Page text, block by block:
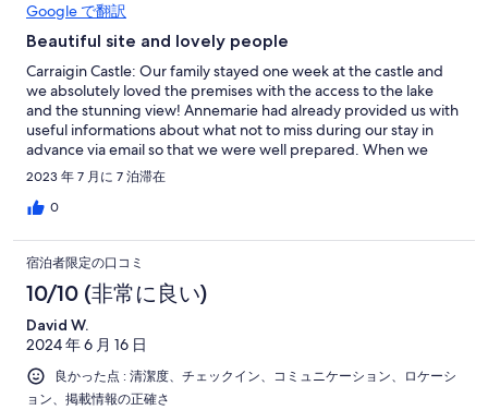
Google で翻訳
Beautiful site and lovely people
Carraigin Castle: Our family stayed one week at the castle and
we absolutely loved the premises with the access to the lake
and the stunning view! Annemarie had already provided us with
useful informations about what not to miss during our stay in
advance via email so that we were well prepared. When we
arrived Geraldine gave us a warm welcome and showed us
around in the castle explaining everything we needed to know,
she also responded quickly to the questions we had during our
her to cater for us on the first evening - and it was amazing!
Some of the dishes lasted several days - and even then they
were as tasty as on the first day! Thanks to David‘s perfect
introduction to the boat we were able to drive around on the
lake which we totally enjoyed. We also received additional great
advice from his family and Tina where to go while being in this
part of Ireland so that we saw some impressive places away
from the crowds. Therefore thanks to everyone involved!
2023 年 7 月に 7 泊滞在
0
宿泊者限定の口コミ
10/10 (非常に良い)
David W.
2024 年 6 月 16 日
良かった点 : 清潔度、チェックイン、コミュニケーション、ロケーシ
ョン、掲載情報の正確さ